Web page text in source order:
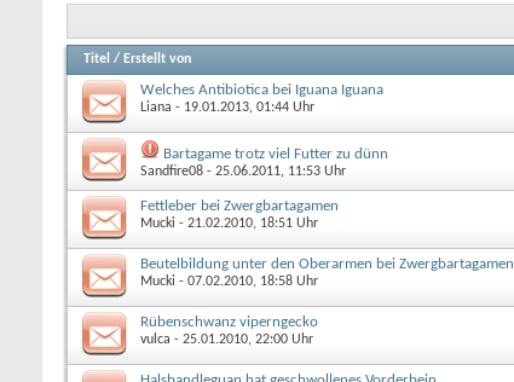
Titel / Erstellt von
Welches Antibiotica bei Iguana Iguana
Liana - 19.01.2013, 01:44 Uhr
Bartagame trotz viel Futter zu dünn
Sandfire08 - 25.06.2011, 11:53 Uhr
Fettleber bei Zwergbartagamen
Mucki - 21.02.2010, 18:51 Uhr
Beutelbildung unter den Oberarmen bei Zwergbartagamen
Mucki - 07.02.2010, 18:58 Uhr
Rübenschwanz viperngecko
vulca - 25.01.2010, 22:00 Uhr